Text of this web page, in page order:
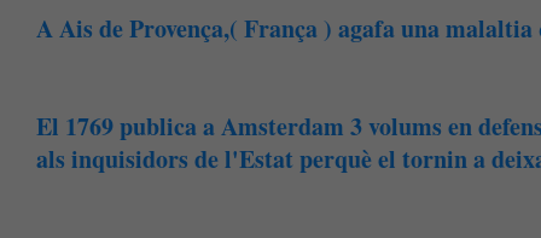
A Ais de Provença,( França ) agafa una
El 1769 publica a Amsterdam 3 volums en
als inquisidors de l'Estat perquè el tornin a